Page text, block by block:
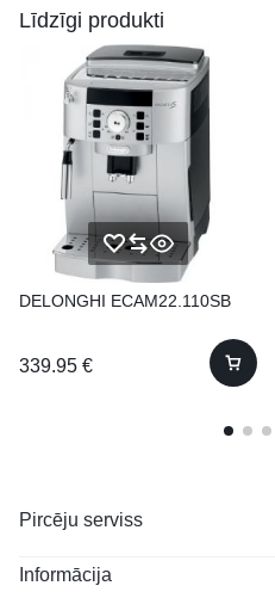
Līdzīgi produkti
DELONGHI ECAM22.110SB
339.95 €
Pircēju serviss
Informācija